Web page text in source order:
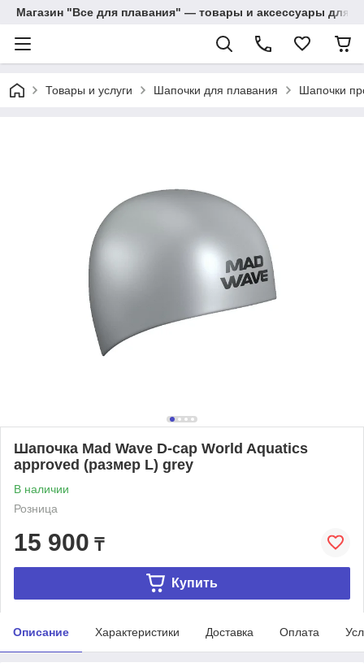
Магазин "Все для плавания" — товары и аксессуары для
Товары и услуги Шапочки для плавания Шапочки
Шапочка Mad Wave D-cap World Aquatics
approved (размер L) grey
В наличии
Розница
15 900 ₸
Купить
Описание Характеристики Доставка Оплата